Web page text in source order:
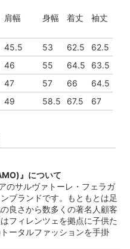
肩幅 身幅 着丈 袖丈
45.5 53 62.5
62.5
46 55 64.5
63.5
47 57 66
64.5
49 58.5 67.5 67
』について
のサルヴァトーレ・フェラガ
ブランドです。もともとは足
良さから数多くの著名人顧客
フィレンツェを拠点に子供た
ータルファッションを手掛